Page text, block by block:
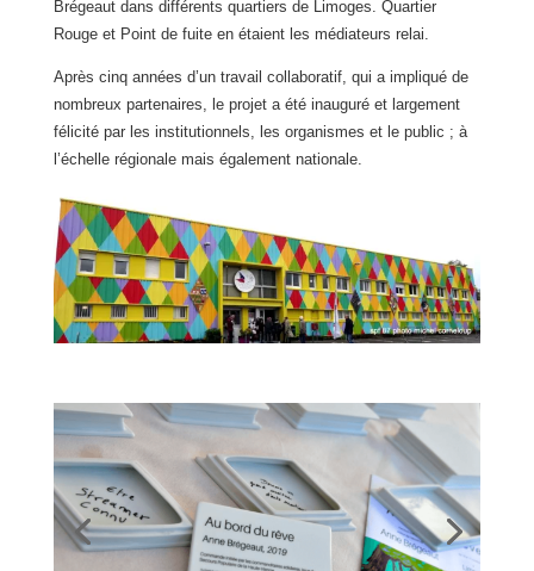
Brégeaut dans différents quartiers de Limoges. Quartier
Rouge et Point de fuite en étaient les médiateurs relai.
Après cinq années d’un travail collaboratif, qui a impliqué de
nombreux partenaires, le projet a été inauguré et largement
félicité par les institutionnels, les organismes et le public ; à
l’échelle régionale mais également nationale.